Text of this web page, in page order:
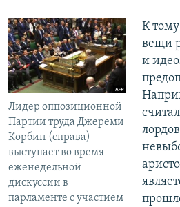
Лидер оппозиционной
Партии труда Джереми
Корбин (справа)
выступает во время
еженедельной
дискуссии в
парламенте с участием
К
вещи
и